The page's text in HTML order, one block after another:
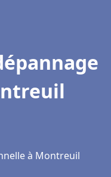
à Montreuil